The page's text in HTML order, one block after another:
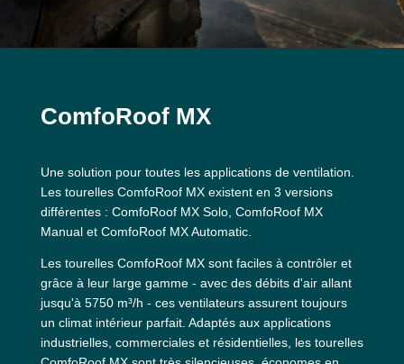
ComfoRoof MX
Une solution pour toutes les applications de ventilation.
Les tourelles ComfoRoof MX existent en 3 versions
différentes : ComfoRoof MX Solo, ComfoRoof MX
Manual et ComfoRoof MX Automatic.
Les tourelles ComfoRoof MX sont faciles à contrôler et
grâce à leur large gamme - avec des débits d'air allant
jusqu'à 5750 m³/h - ces ventilateurs assurent toujours
un climat intérieur parfait. Adaptés aux applications
industrielles, commerciales et résidentielles, les tourelles